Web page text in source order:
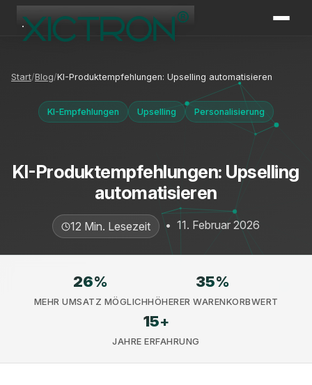
Start Blog KI-Produktempfehlungen: Upselling automatisieren
KI-Empfehlungen Upselling Personalisierung
KI-Produktempfehlungen: Upselling
automatisieren
12 Min. Lesezeit • 11. Februar 2026
26%
MEHR UMSATZ MÖGLICH
35%
HÖHERER WARENKORBWERT
15+
JAHRE ERFAHRUNG
XICTRON